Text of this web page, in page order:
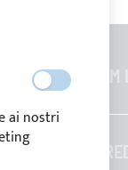
CUSTOM
ai nostri